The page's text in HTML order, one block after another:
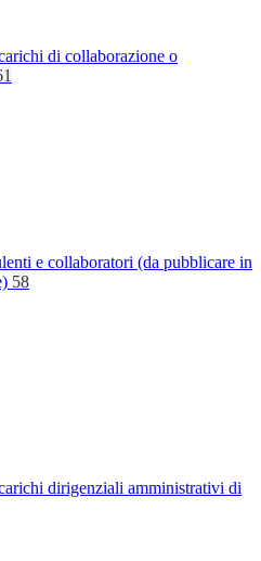
di collaborazione o
e collaboratori (da pubblicare in
58
dirigenziali amministrativi di